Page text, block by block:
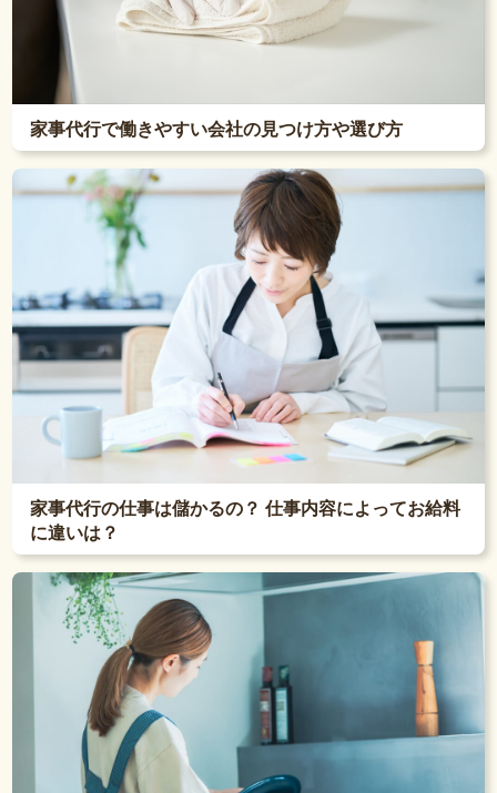
家事代行で働きやすい会社の見つけ方や選び方
家事代行の仕事は儲かるの？ 仕事内容によってお給料
に違いは？